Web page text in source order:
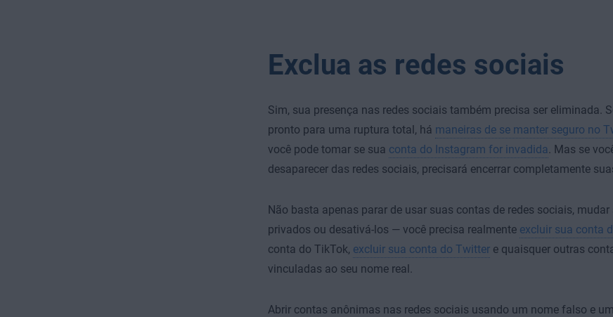
Exclua as redes sociais
Sim, sua presença nas redes sociais também precisa ser eliminada.
pronto para uma ruptura total, há maneiras de se manter seguro no
você pode tomar se sua conta do Instagram for invadida . Mas se
desaparecer das redes sociais, precisará encerrar completamente
Não basta apenas parar de usar suas contas de redes sociais, mudar
privados ou desativá-los — você precisa realmente excluir sua conta
conta do TikTok, excluir sua conta do Twittere quaisquer outras
vinculadas ao seu nome real.
Abrir contas anônimas nas redes sociais usando um nome falso e